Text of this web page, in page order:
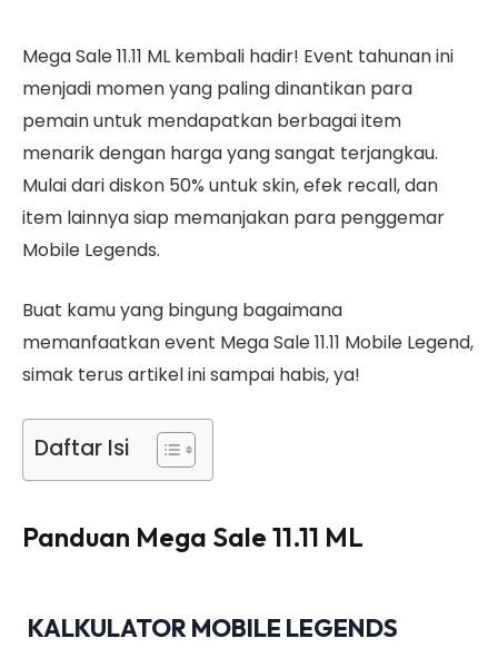
Mega Sale 11.11 ML kembali hadir! Event tahunan ini
menjadi momen yang paling dinantikan para
pemain untuk mendapatkan berbagai item
menarik dengan harga yang sangat terjangkau.
Mulai dari diskon 50% untuk skin, efek recall, dan
item lainnya siap memanjakan para penggemar
Mobile Legends.
Buat kamu yang bingung bagaimana
memanfaatkan event Mega Sale 11.11 Mobile Legend,
simak terus artikel ini sampai habis, ya!
Daftar Isi
Panduan Mega Sale 11.11 ML
KALKULATOR MOBILE LEGENDS